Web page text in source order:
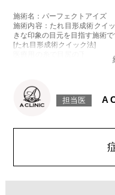
施術名：パーフェクトアイズ
施術内容：たれ目形成術クイ
きな印象の目元を目指す施術で
[たれ目形成術クイック法]
医療用の糸で目尻の下側を軽
なり、目の横幅を大きく見せる
施術時間：約30分程
後一時的に生じることがござ
戻り、目尻のラインに段差が
どが生じることがございます。
オプション：笑気麻酔 3,300円
担当医 A